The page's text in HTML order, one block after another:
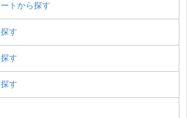
トから探す
す
す
す